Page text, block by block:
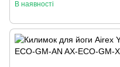
В наявності